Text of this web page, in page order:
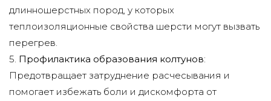
длинношерстных пород, у которых
теплоизоляционные свойства шерсти могут вызвать
перегрев.
5. Профилактика образования колтунов:
Предотвращает затруднение расчесывания и
помогает избежать боли и дискомфорта от